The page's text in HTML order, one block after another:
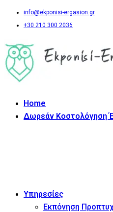
info@ekponisi-ergasion.gr
+30 210 300 2036
Home
Δωρεάν Κοστολόγηση
Υπηρεσίες
Εκπόνηση